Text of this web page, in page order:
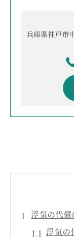
兵庫県神戸市
浮気の代
浮気の